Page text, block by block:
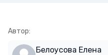
Автор:
Белоусова Елена